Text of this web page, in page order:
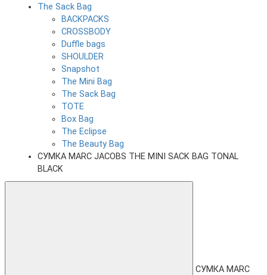
The Sack Bag
BACKPACKS
CROSSBODY
Duffle bags
SHOULDER
Snapshot
The Mini Bag
The Sack Bag
TOTE
Box Bag
The Eclipse
The Beauty Bag
СУМКА MARC JACOBS THE MINI SACK BAG TONAL
BLACK
СУМКА MARC